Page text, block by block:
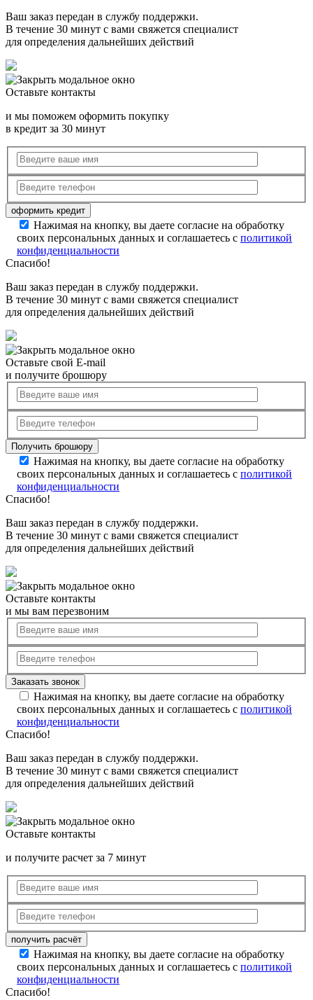
Ваш заказ передан в службу поддержки.
В течение 30 минут с вами свяжется специалист
для определения дальнейших действий
Оставьте контакты
и мы поможем оформить покупку
в кредит за 30 минут
Нажимая на кнопку, вы даете согласие на обработку
своих персональных данных и соглашаетесь с политикой
конфиденциальности
Спасибо!
Ваш заказ передан в службу поддержки.
В течение 30 минут с вами свяжется специалист
для определения дальнейших действий
Оставьте свой E-mail
и получите брошюру
Нажимая на кнопку, вы даете согласие на обработку
своих персональных данных и соглашаетесь с политикой
конфиденциальности
Спасибо!
Ваш заказ передан в службу поддержки.
В течение 30 минут с вами свяжется специалист
для определения дальнейших действий
Оставьте контакты
и мы вам перезвоним
Нажимая на кнопку, вы даете согласие на обработку
своих персональных данных и соглашаетесь с политикой
конфиденциальности
Спасибо!
Ваш заказ передан в службу поддержки.
В течение 30 минут с вами свяжется специалист
для определения дальнейших действий
Оставьте контакты
и получите расчет за 7 минут
Нажимая на кнопку, вы даете согласие на обработку
своих персональных данных и соглашаетесь с политикой
конфиденциальности
Спасибо!